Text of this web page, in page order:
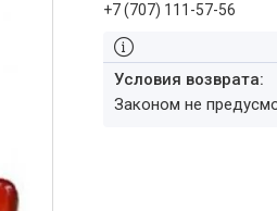
+7 (707) 111-57-56
Законом не